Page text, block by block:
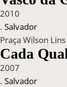
2010
. Salvador
Praça Wilson Lins
Cada
2007
. Salvador